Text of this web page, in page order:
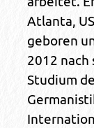
Atlanta,
geboren
2012 nach
Studium